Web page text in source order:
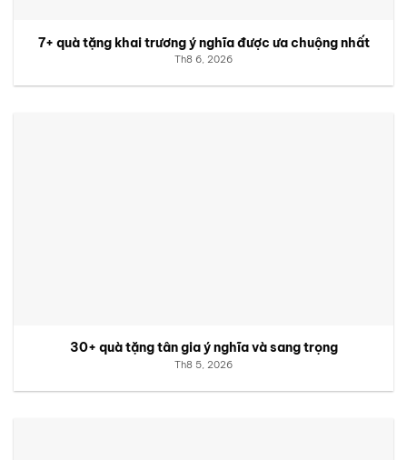
7+ quà tặng khai trương ý nghĩa được ưa chuộng nhất
Th8 6, 2026
30+ quà tặng tân gia ý nghĩa và sang trọng
Th8 5, 2026